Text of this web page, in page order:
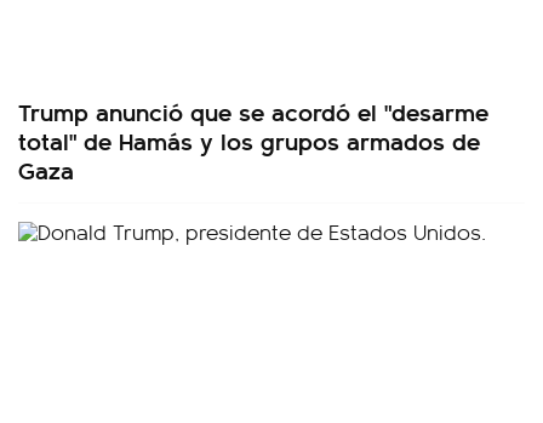
Trump anunció que se acordó el "desarme
total" de Hamás y los grupos armados de
Gaza